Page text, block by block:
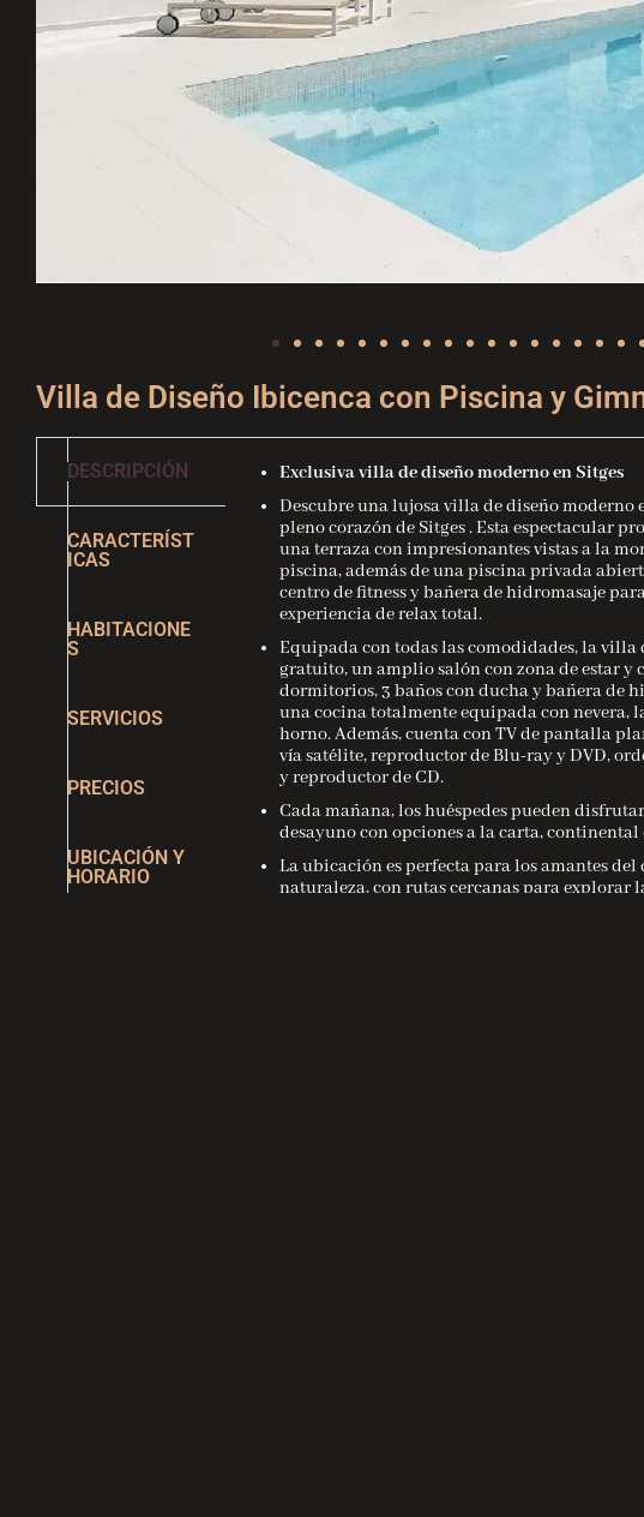
Villa de Diseño Ibicenca con Piscina y
DESCRIPCIÓN
CARACTERÍST
ICAS
HABITACIONE
S
SERVICIOS
PRECIOS
UBICACIÓN Y
HORARIO
Exclusiva villa de diseño moderno en Sitges
Descubre una lujosa villa de diseño moderno
pleno corazón de Sitges . Esta espectacular
una terraza con impresionantes vistas a la
piscina, además de una piscina privada
centro de fitness y bañera de hidromasaje
experiencia de relax total.
Equipada con todas las comodidades, la villa
gratuito, un amplio salón con zona de estar y
dormitorios, 3 baños con ducha y bañera de
una cocina totalmente equipada con nevera,
horno. Además, cuenta con TV de pantalla
vía satélite, reproductor de Blu-ray y DVD,
y reproductor de CD.
Cada mañana, los huéspedes pueden
desayuno con opciones a la carta,
La ubicación es perfecta para los amantes
naturaleza, con rutas cercanas para explorar